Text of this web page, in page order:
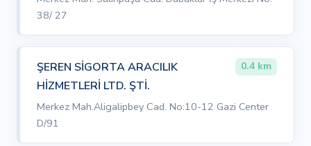
38/ 27
ŞEREN SİGORTA ARACILIK
HİZMETLERİ LTD. ŞTİ.
0.4 km
Merkez Mah.Aligalipbey Cad. No:10-12 Gazi Center
D/91